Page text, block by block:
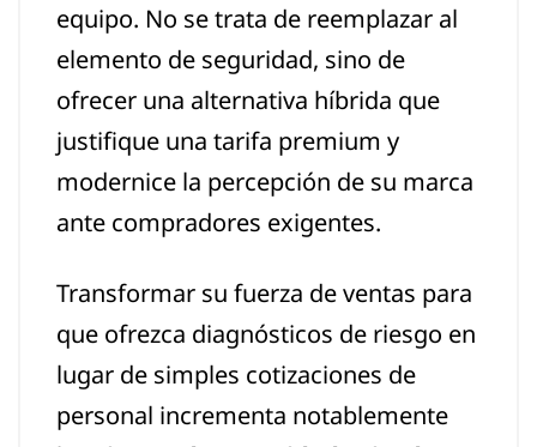
equipo. No se trata de reemplazar al
elemento de seguridad, sino de
ofrecer una alternativa híbrida que
justifique una tarifa premium y
modernice la percepción de su marca
ante compradores exigentes.
Transformar su fuerza de ventas para
que ofrezca diagnósticos de riesgo en
lugar de simples cotizaciones de
personal incrementa notablemente